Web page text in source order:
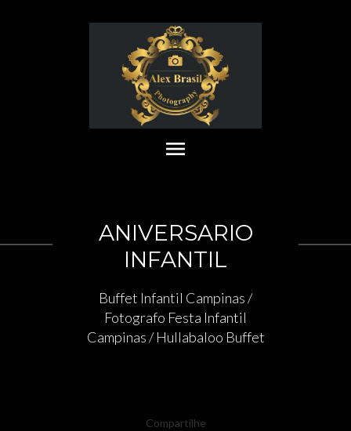
menu
ANIVERSARIO
INFANTIL
Buffet Infantil Campinas /
Fotografo Festa Infantil
Campinas / Hullabaloo Buffet
Compartilhe